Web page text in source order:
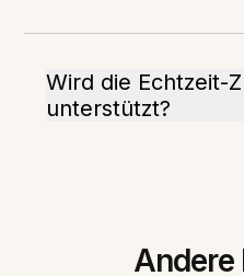
Wird die Echtzeit-
unterstützt?
Andere